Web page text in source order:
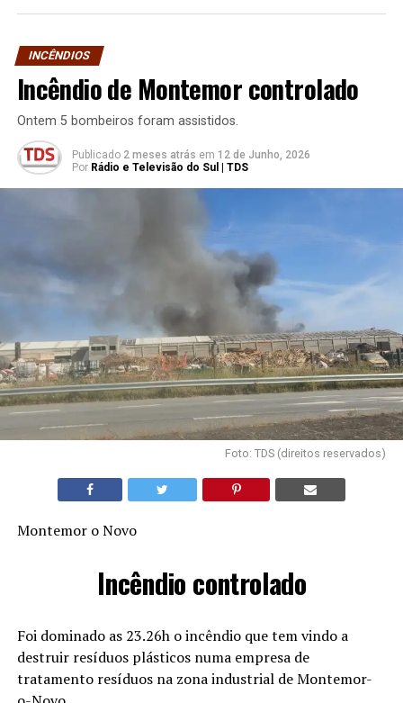
INCÊNDIOS
Incêndio de Montemor controlado
Ontem 5 bombeiros foram assistidos.
Publicado 2 meses atrás em 12 de Junho, 2026
Por Rádio e Televisão do Sul | TDS
Foto: TDS (direitos reservados)
Montemor o Novo
Incêndio controlado
Foi dominado as 23.26h o incêndio que tem vindo a
destruir resíduos plásticos numa empresa de
tratamento resíduos na zona industrial de Montemor-